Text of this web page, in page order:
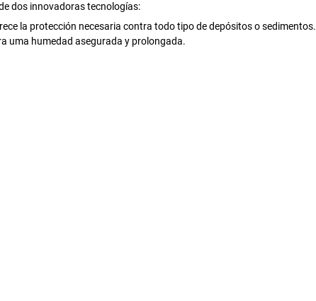
dos innovadoras tecnologías:
la protección necesaria contra todo tipo de depósitos o sedimentos.
uma humedad asegurada y prolongada.